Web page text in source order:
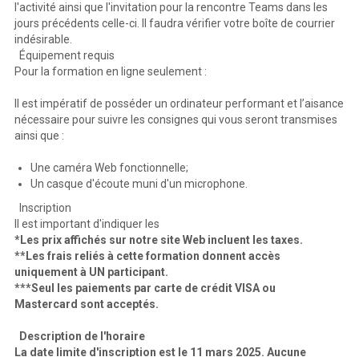
l'activité ainsi que l'invitation pour la rencontre Teams dans les
jours précédents celle-ci. Il faudra vérifier votre boîte de courrier
indésirable.
Équipement requis
Pour la formation en ligne seulement :
Il est impératif de posséder un ordinateur performant et l’aisance
nécessaire pour suivre les consignes qui vous seront transmises
ainsi que :
Une caméra Web fonctionnelle;
Un casque d'écoute muni d'un microphone.
Inscription
Il est important d'indiquer les
*Les prix affichés sur notre site Web incluent les taxes.
**Les frais reliés à cette formation donnent accès
uniquement à UN participant.
***Seul les paiements par carte de crédit VISA ou
Mastercard sont acceptés.
Description de l'horaire
La date limite d'inscription est le 11 mars 2025. Aucune